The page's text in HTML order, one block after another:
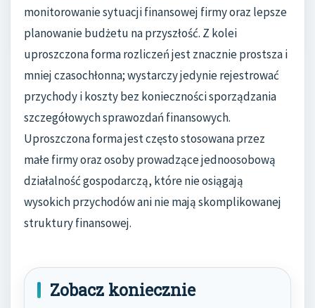
monitorowanie sytuacji finansowej firmy oraz lepsze
planowanie budżetu na przyszłość. Z kolei
uproszczona forma rozliczeń jest znacznie prostsza i
mniej czasochłonna; wystarczy jedynie rejestrować
przychody i koszty bez konieczności sporządzania
szczegółowych sprawozdań finansowych.
Uproszczona forma jest często stosowana przez
małe firmy oraz osoby prowadzące jednoosobową
działalność gospodarczą, które nie osiągają
wysokich przychodów ani nie mają skomplikowanej
struktury finansowej.
Zobacz koniecznie